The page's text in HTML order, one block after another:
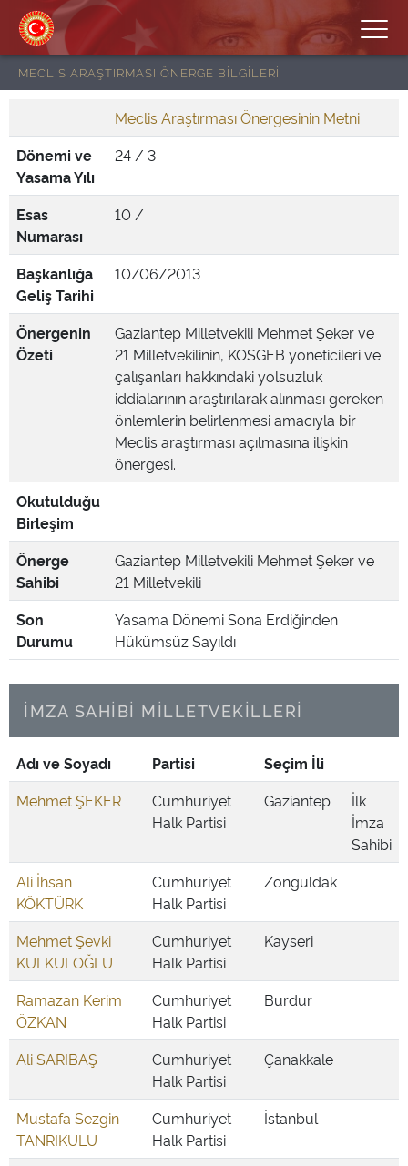
MECLİS ARAŞTIRMASI ÖNERGE BİLGİLERİ
Meclis Araştırması Önergesinin Metni
Dönemi ve
Yasama Yılı
24 / 3
Esas
Numarası
10 /
Başkanlığa
Geliş Tarihi
10/06/2013
Önergenin
Özeti
Gaziantep Milletvekili Mehmet Şeker ve
21 Milletvekilinin, KOSGEB yöneticileri ve
çalışanları hakkındaki yolsuzluk
iddialarının araştırılarak alınması gereken
önlemlerin belirlenmesi amacıyla bir
Meclis araştırması açılmasına ilişkin
önergesi.
Okutulduğu
Birleşim
Önerge
Sahibi
Gaziantep Milletvekili Mehmet Şeker ve
21 Milletvekili
Son
Durumu
Yasama Dönemi Sona Erdiğinden
Hükümsüz Sayıldı
İMZA SAHİBİ MİLLETVEKİLLERİ
Adı ve Soyadı Partisi
Seçim İli
Mehmet ŞEKER
Cumhuriyet
Halk Partisi
Gaziantep
İlk
İmza
Sahibi
Ali İhsan
KÖKTÜRK
Cumhuriyet
Halk Partisi
Zonguldak
Mehmet Şevki
KULKULOĞLU
Cumhuriyet
Halk Partisi
Kayseri
Ramazan Kerim
ÖZKAN
Cumhuriyet
Halk Partisi
Burdur
Ali SARIBAŞ
Cumhuriyet
Halk Partisi
Çanakkale
Mustafa Sezgin
TANRIKULU
Cumhuriyet
Halk Partisi
İstanbul